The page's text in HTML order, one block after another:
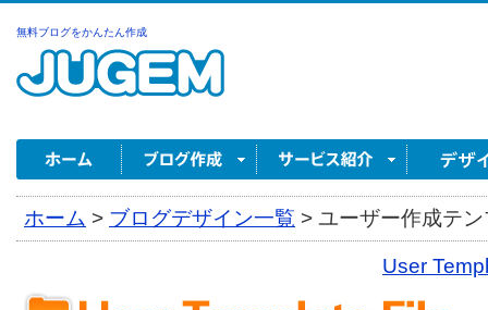
無料ブログをかんたん作成
ホーム > ブログデザイン一覧 > ユーザー作成テ
User